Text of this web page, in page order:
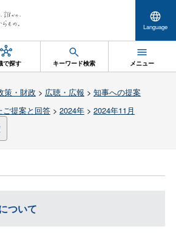
Language
で探す キーワード検索 メニュー
策・財政 > 広聴・広報 > 知事への提案
ご提案と回答> 2024年> 2024年11月
ついて